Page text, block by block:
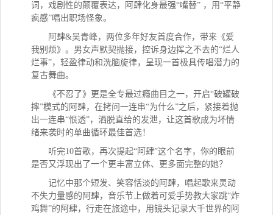
词，戏剧性的颠覆表达，阿肆化身最强“嘴替” ，用“平静
疯感”唱出职场怪象。
阿肆&吴青峰，两位多年好友首度合作，带来《爱
我别烦》。男女声默契抛接，控诉身边挥之不去的“烂人
烂事”，轻盈律动和洗脑旋律，呈现一首极具传唱潜力的
复古舞曲。
《不忍了》更是全专最过瘾曲目之一，开启“破罐破
摔”模式的阿肆，在拷问一连串“为什么”之后，紧接着抛
出一连串“恨透”，洒脱直给的发泄，让这首歌成为坏情
绪来袭时的单曲循环最佳首选！
听完10首歌，再次提起“阿肆”这个名字，你的眼前
是否又浮现出了一个更丰富立体、更多面完整的她？
记忆中那个短发、笑容恬淡的阿肆，唱起歌来灵动
不失力量感的阿肆，音乐节上做着可爱手势教大家跳“炸
鸡舞”的阿肆，行走在旅途中，用镜头记录大千世界的阿